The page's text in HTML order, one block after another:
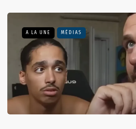
A LA UNE MÉDIAS